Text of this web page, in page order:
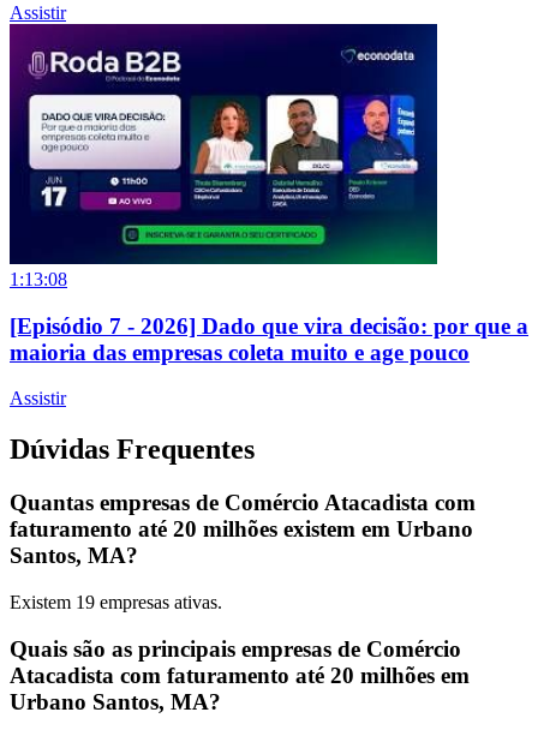
Assistir
1:13:08
[Episódio 7 - 2026] Dado que vira decisão: por que a
maioria das empresas coleta muito e age pouco
Assistir
Dúvidas Frequentes
Quantas empresas de Comércio Atacadista com
faturamento até 20 milhões existem em Urbano
Santos, MA?
Existem 19 empresas ativas.
Quais são as principais empresas de Comércio
Atacadista com faturamento até 20 milhões em
Urbano Santos, MA?